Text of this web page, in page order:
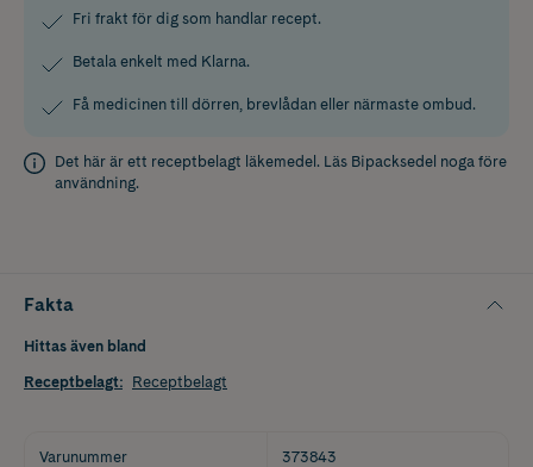
Fri frakt för dig som handlar recept.
Betala enkelt med Klarna.
Få medicinen till dörren, brevlådan eller närmaste ombud.
Det här är ett receptbelagt läkemedel. Läs Bipacksedel noga före
användning.
Fakta
Hittas även bland
Receptbelagt: Receptbelagt
Varunummer 373843